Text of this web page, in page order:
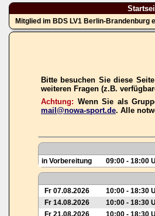
Mitglied im BDS LV1 Berlin-Brandenburg
Bitte besuchen Sie diese
weiteren Fragen (z.B.
Achtung: Wenn Sie als
mail@nowa-sport.de. Alle
in Vorbereitung
09:00 - 18:00
Fr 07.08.2026
10:00 - 18:30
Fr 14.08.2026
10:00 - 18:30
Fr 21.08.2026
10:00 - 18:30